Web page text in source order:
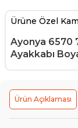
Ürüne Özel
Ayonya 6570
Ayakkabı
Ürün Açıklaması